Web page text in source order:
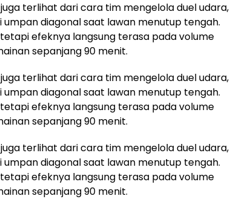
terlihat dari cara tim mengelola duel udara,
umpan diagonal saat lawan menutup tengah.
efeknya langsung terasa pada volume
sepanjang 90 menit.
terlihat dari cara tim mengelola duel udara,
umpan diagonal saat lawan menutup tengah.
efeknya langsung terasa pada volume
sepanjang 90 menit.
terlihat dari cara tim mengelola duel udara,
umpan diagonal saat lawan menutup tengah.
efeknya langsung terasa pada volume
sepanjang 90 menit.